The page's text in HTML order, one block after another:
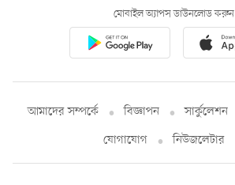
মোবাইল অ্যাপস ডাউনলোড করুন
আমাদের সম্পর্কে বিজ্ঞাপন সার্কুলেশন
যোগাযোগ
নিউজলেটার